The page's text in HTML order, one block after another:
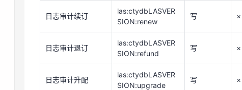
实例安全员权限
las:instance:securi
ty
写 ×
实例超级管理员权
限
las:instance:admin 写 √
特殊权限说明
日志审计续订
las:ctydbLASVER
SION:renew
写 ×
日志审计退订
las:ctydbLASVER
SION:refund
写 ×
日志审计升配
las:ctydbLASVER
SION:upgrade
写 ×